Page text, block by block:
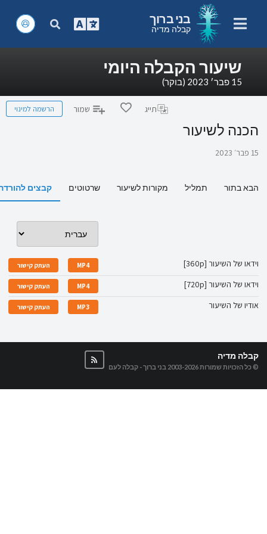
בני ברוך
קבלה מדיה
שיעור הקבלה היומי
15 פבר׳ 2023 (בוקר)
תייג שמור הרשמה למינוי
הכנה לשיעור
15 פבר׳ 2023
הבא בתור תמליל מקורות לשיעור שרטוטים קבצים
וידאו של השיעור [360p] MP4 העתק קישור
וידאו של השיעור [720p] MP4 העתק קישור
אודיו של השיעור MP3 העתק קישור
קבלה מדיה
© כל הזכויות שמורות 2003-2026 בני ברוך - קבלה לעם